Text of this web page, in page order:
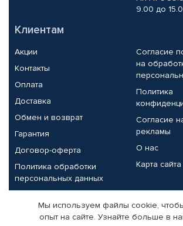
9.00 до
Клиентам
Акции
Контакты
Оплата
Доставка
Обмен и возврат
Гарантия
Договор-оферта
Политика обработки
персональных данных
Согласие
на
Политика
Согласие
рекламы
О нас
Карта сайта
Партнерам
Мы используем файлы cookie,
опыт на сайте. Узнайте больше в